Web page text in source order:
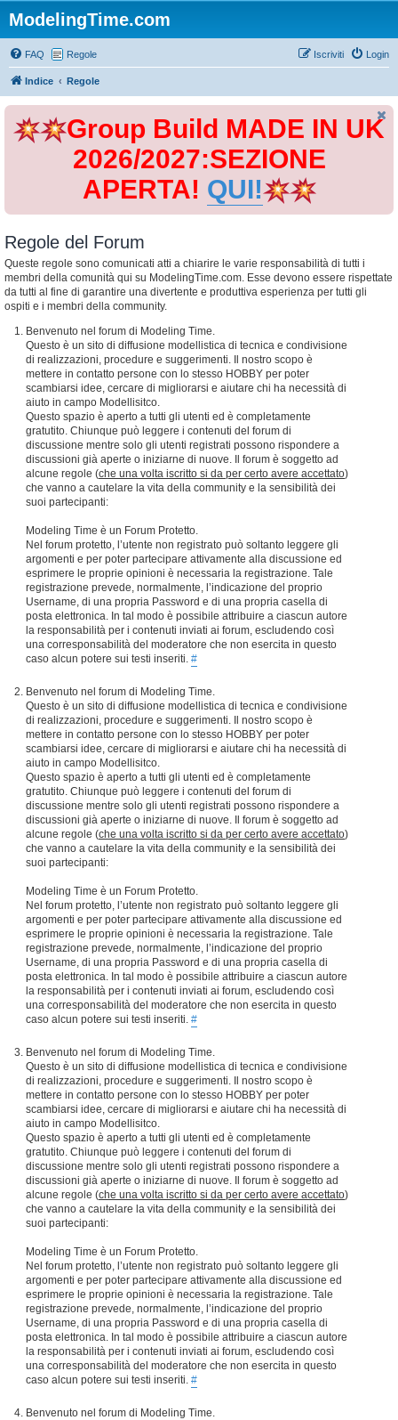
ModelingTime.com
FAQ Regole Login
Iscriviti
Indice Regole
Group Build MADE IN UK
2026/2027:SEZIONE
APERTA! QUI!
Regole del Forum
Queste regole sono comunicati atti a chiarire le varie responsabilità di tutti i
membri della comunità qui su ModelingTime.com. Esse devono essere rispettate
da tutti al fine di garantire una divertente e produttiva esperienza per tutti gli
ospiti e i membri della community.
Benvenuto nel forum di Modeling Time.
Questo è un sito di diffusione modellistica di tecnica e condivisione
di realizzazioni, procedure e suggerimenti. Il nostro scopo è
mettere in contatto persone con lo stesso HOBBY per poter
scambiarsi idee, cercare di migliorarsi e aiutare chi ha necessità di
aiuto in campo Modellisitco.
Questo spazio è aperto a tutti gli utenti ed è completamente
gratutito. Chiunque può leggere i contenuti del forum di
discussione mentre solo gli utenti registrati possono rispondere a
discussioni già aperte o iniziarne di nuove. Il forum è soggetto ad
alcune regole (che una volta iscritto si da per certo avere accettato)
che vanno a cautelare la vita della community e la sensibilità dei
suoi partecipanti:
Modeling Time è un Forum Protetto.
Nel forum protetto, l’utente non registrato può soltanto leggere gli
argomenti e per poter partecipare attivamente alla discussione ed
esprimere le proprie opinioni è necessaria la registrazione. Tale
registrazione prevede, normalmente, l’indicazione del proprio
Username, di una propria Password e di una propria casella di
posta elettronica. In tal modo è possibile attribuire a ciascun autore
la responsabilità per i contenuti inviati ai forum, escludendo così
una corresponsabilità del moderatore che non esercita in questo
caso alcun potere sui testi inseriti. #
Benvenuto nel forum di Modeling Time.
Questo è un sito di diffusione modellistica di tecnica e condivisione
di realizzazioni, procedure e suggerimenti. Il nostro scopo è
mettere in contatto persone con lo stesso HOBBY per poter
scambiarsi idee, cercare di migliorarsi e aiutare chi ha necessità di
aiuto in campo Modellisitco.
Questo spazio è aperto a tutti gli utenti ed è completamente
gratutito. Chiunque può leggere i contenuti del forum di
discussione mentre solo gli utenti registrati possono rispondere a
discussioni già aperte o iniziarne di nuove. Il forum è soggetto ad
alcune regole (che una volta iscritto si da per certo avere accettato)
che vanno a cautelare la vita della community e la sensibilità dei
suoi partecipanti:
Modeling Time è un Forum Protetto.
Nel forum protetto, l’utente non registrato può soltanto leggere gli
argomenti e per poter partecipare attivamente alla discussione ed
esprimere le proprie opinioni è necessaria la registrazione. Tale
registrazione prevede, normalmente, l’indicazione del proprio
Username, di una propria Password e di una propria casella di
posta elettronica. In tal modo è possibile attribuire a ciascun autore
la responsabilità per i contenuti inviati ai forum, escludendo così
una corresponsabilità del moderatore che non esercita in questo
caso alcun potere sui testi inseriti. #
Benvenuto nel forum di Modeling Time.
Questo è un sito di diffusione modellistica di tecnica e condivisione
di realizzazioni, procedure e suggerimenti. Il nostro scopo è
mettere in contatto persone con lo stesso HOBBY per poter
scambiarsi idee, cercare di migliorarsi e aiutare chi ha necessità di
aiuto in campo Modellisitco.
Questo spazio è aperto a tutti gli utenti ed è completamente
gratutito. Chiunque può leggere i contenuti del forum di
discussione mentre solo gli utenti registrati possono rispondere a
discussioni già aperte o iniziarne di nuove. Il forum è soggetto ad
alcune regole (che una volta iscritto si da per certo avere accettato)
che vanno a cautelare la vita della community e la sensibilità dei
suoi partecipanti:
Modeling Time è un Forum Protetto.
Nel forum protetto, l’utente non registrato può soltanto leggere gli
argomenti e per poter partecipare attivamente alla discussione ed
esprimere le proprie opinioni è necessaria la registrazione. Tale
registrazione prevede, normalmente, l’indicazione del proprio
Username, di una propria Password e di una propria casella di
posta elettronica. In tal modo è possibile attribuire a ciascun autore
la responsabilità per i contenuti inviati ai forum, escludendo così
una corresponsabilità del moderatore che non esercita in questo
caso alcun potere sui testi inseriti. #
Benvenuto nel forum di Modeling Time.